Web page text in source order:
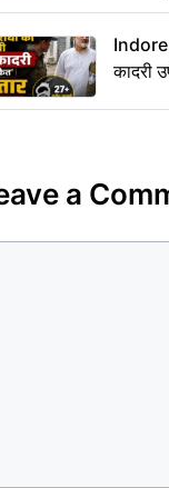
दीजिए
Indore:
कादरी
a